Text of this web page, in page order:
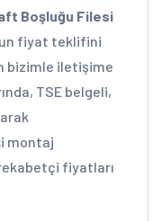
Boşluğu Filesi
fiyat teklifini
bizimle iletişime
TSE belgeli,
montaj
fiyatları